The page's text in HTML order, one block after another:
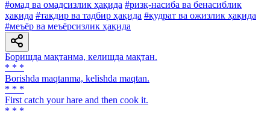
#омад ва омадсизлик ҳақида #ризқ-насиба ва бенасиблик
ҳақида #тақдир ва тадбир ҳақида #қудрат ва ожизлик ҳақида
#меъёр ва меъёрсизлик ҳақида
Боришда мақтанма, келишда мақтан.
* * *
Borishda maqtanma, kelishda maqtan.
* * *
First catch your hare and then cook it.
* * *